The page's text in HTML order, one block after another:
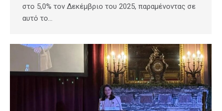
στο 5,0% τον Δεκέμβριο του 2025, παραμένοντας σε
αυτό το…